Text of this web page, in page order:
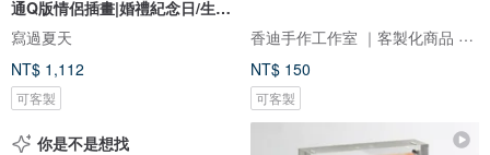
通Q版情侶插畫|婚禮紀念日/生日
禮物客製
寫過夏天
NT$ 1,112
可客製
香迪手作工作室 ｜客製化商品 手作體驗 香氛商品 似顏繪
NT$ 150
可客製
你是不是想找